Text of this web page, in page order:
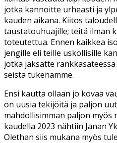
jotka kannoitte urheasti ja
kauden aikana. Kiitos
taustatouhuajille; teitä ilman
toteutettua. Ennen kaikkea
jengille eli teille uskollisille
jotka jaksatte
seistä tukenamme.
Ensi kautta ollaan jo kovaa
on uusia tekijöitä ja paljon
mahdollisimman paljon myös
kaudella 2023 nähtiin Janan
Olethan siis mukana myös